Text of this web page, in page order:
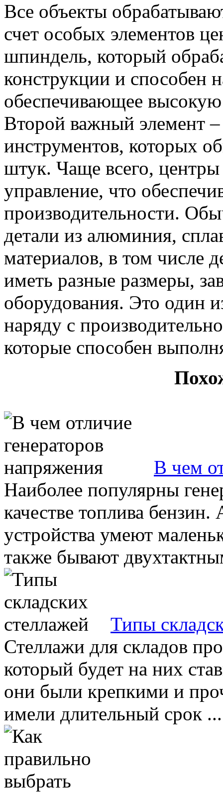
Все объекты
счет особых элементов
шпиндель, который
конструкции и способен
обеспечивающее
Второй важный элемент
инструментов, которых
штук. Чаще всего,
управление, что
производительности.
детали из алюминия,
материалов, в том числе
иметь разные размеры,
оборудования. Это один
наряду с
которые способен
В чем
Наиболее популярны
качестве топлива
устройства умеют
также бывают
Типы
Стеллажи для складов
который будет на них
они были крепкими и
имели длительный срок ...